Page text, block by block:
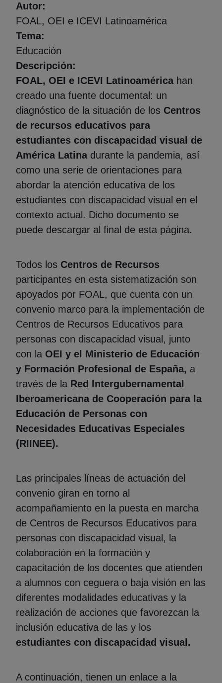
Autor
FOAL, OEI e ICEVI Latinoamérica
Tema
Educación
Descripción
FOAL, OEI e ICEVI Latinoamérica han
creado una fuente documental: un
diagnóstico de la situación de los Centros
de recursos educativos para
estudiantes con discapacidad visual de
América Latina durante la pandemia, así
como una serie de orientaciones para
abordar la atención educativa de los
estudiantes con discapacidad visual en el
contexto actual. Dicho documento se
puede descargar al final de esta página.
Todos los Centros de Recursos
participantes en esta sistematización son
apoyados por FOAL, que cuenta con un
convenio marco para la implementación de
Centros de Recursos Educativos para
personas con discapacidad visual, junto
con la OEI y el Ministerio de Educación
y Formación Profesional de España, a
través de la Red Intergubernamental
Iberoamericana de Cooperación para la
Educación de Personas con
Necesidades Educativas Especiales
(RIINEE).
Las principales líneas de actuación del
convenio giran en torno al
acompañamiento en la puesta en marcha
de Centros de Recursos Educativos para
personas con discapacidad visual, la
colaboración en la formación y
capacitación de los docentes que atienden
a alumnos con ceguera o baja visión en las
diferentes modalidades educativas y la
realización de acciones que favorezcan la
inclusión educativa de las y los
estudiantes con discapacidad visual.
A continuación, tienen un enlace a la